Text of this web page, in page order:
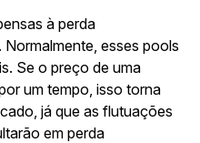
à perda
esses pools
Se o preço de uma
um tempo, isso torna
já que as flutuações
em perda